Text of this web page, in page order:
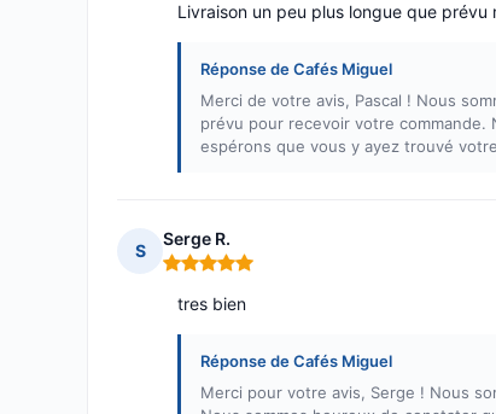
Livraison un peu plus longue que
Réponse de Cafés Miguel
Merci de votre avis, Pascal ! Nous
prévu pour recevoir votre
espérons que vous y ayez trouvé
S
Serge R.
Note : 5 sur 5
tres bien
Réponse de Cafés Miguel
Merci pour votre avis, Serge ! Nous